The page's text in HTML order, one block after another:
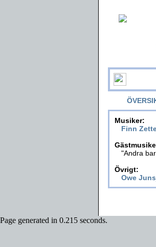
Musiker:
Finn
"Andra
Övrigt:
Owe
Page generated in 0.215 seconds.